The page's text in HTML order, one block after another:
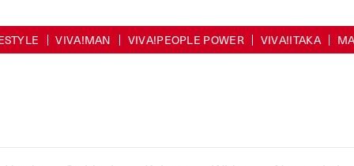
VIVA!MAN VIVA!PEOPLE POWER VIVA!ITAKA